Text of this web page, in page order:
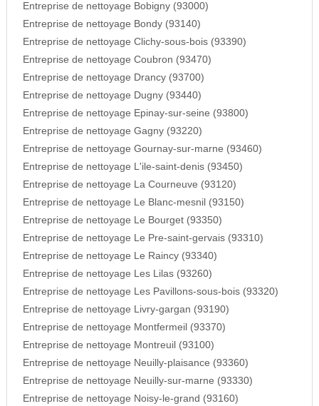
Entreprise de nettoyage Bobigny (93000)
Entreprise de nettoyage Bondy (93140)
Entreprise de nettoyage Clichy-sous-bois (93390)
Entreprise de nettoyage Coubron (93470)
Entreprise de nettoyage Drancy (93700)
Entreprise de nettoyage Dugny (93440)
Entreprise de nettoyage Epinay-sur-seine (93800)
Entreprise de nettoyage Gagny (93220)
Entreprise de nettoyage Gournay-sur-marne (93460)
Entreprise de nettoyage L'ile-saint-denis (93450)
Entreprise de nettoyage La Courneuve (93120)
Entreprise de nettoyage Le Blanc-mesnil (93150)
Entreprise de nettoyage Le Bourget (93350)
Entreprise de nettoyage Le Pre-saint-gervais (93310)
Entreprise de nettoyage Le Raincy (93340)
Entreprise de nettoyage Les Lilas (93260)
Entreprise de nettoyage Les Pavillons-sous-bois (93320)
Entreprise de nettoyage Livry-gargan (93190)
Entreprise de nettoyage Montfermeil (93370)
Entreprise de nettoyage Montreuil (93100)
Entreprise de nettoyage Neuilly-plaisance (93360)
Entreprise de nettoyage Neuilly-sur-marne (93330)
Entreprise de nettoyage Noisy-le-grand (93160)